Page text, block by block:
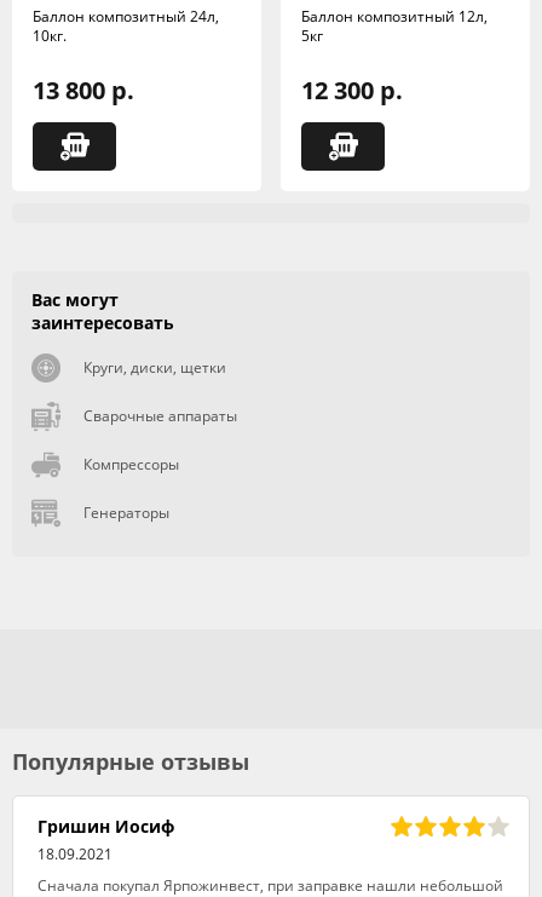
Баллон композитный 24л,
10кг.
13 800 р.
Баллон композитный 12л,
5кг
12 300 р.
Вас могут
заинтересовать
Круги, диски, щетки
Сварочные аппараты
Компрессоры
Генераторы
Популярные отзывы
Гришин Иосиф
18.09.2021
Сначала покупал Ярпожинвест, при заправке нашли небольшой